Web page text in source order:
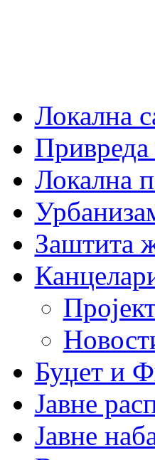
Локална
Привреда
Локална
Заштита
Буџет и
Јавне
Јавне